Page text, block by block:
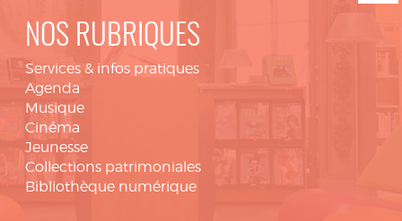
NOS RUBRIQUES
Services & infos pratiques
Agenda
Musique
Cinéma
Jeunesse
Collections patrimoniales
Bibliothèque numérique